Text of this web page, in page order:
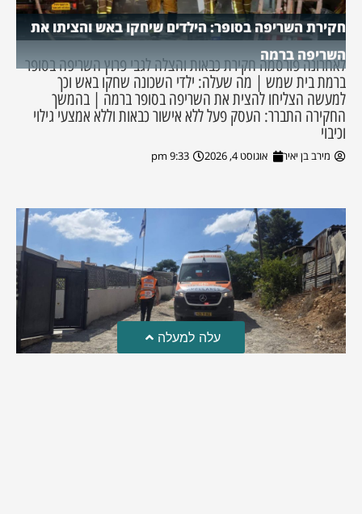
חקירת השריפה בסופר: הילדים שיחקו באש והציתו את
השריפה ברמה
לאחרונה פורסמה חקירת כבאות והצלה לגבי פרוץ השריפה בסופר
ברמת בית שמש | מה שעלה: ילדי השכונה שחקו באש וכך
למעשה הצליחו להצית את השריפה בסופר ברמה | בהמשך
החקירה התברר: העסק פעל ללא אישור כבאות וללא אמצעי גילוי
וכיבוי
מירב בן יאיר אוגוסט 4, 2026 9:33 pm
עלה למעלה